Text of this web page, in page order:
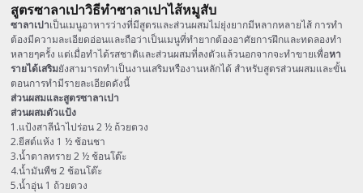
สูตรซาลาเปาวิธีทำซาลาเปาไส้หมูสับ
ซาลาเปาเป็นเมนูอาหารว่างที่มีสูตรและส่วนผสมไม่ยุ่งยากมีหลากหลายไส้ การทำ
ต้องมีความละเอียดอ่อนและถือว่าเป็นเมนูที่ทำยากต้องอาศัยการฝึกและทดลองทำ
หลายๆครั้ง แต่เมื่อทำได้รสชาติและส่วนผสมที่ลงตัวแล้วนอกจากจะทำขายเพื่อหา
รายได้เสริมยังสามารถทำเป็นงานเสริมหรืองานหลักได้ สำหรับสูตรส่วนผสมและขั้น
ตอนการทำมีรายละเอียดดังนี้
ส่วนผสมและสูตรซาลาเปา
ส่วนผสมตัวแป้ง
1.แป้งสาลีนำไปร่อน 2 ½ ถ้วยตวง
2.ยีสต์แห้ง 1 ½ ช้อนชา
3.น้ำตาลทราย 2 ½ ช้อนโต๊ะ
4.น้ำมันพืช 2 ช้อนโต๊ะ
5.น้ำอุ่น 1 ถ้วยตวง